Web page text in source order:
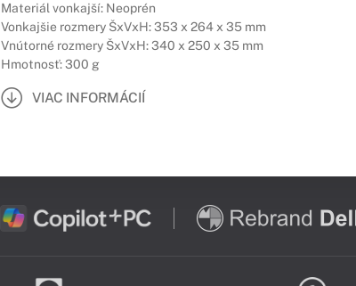
Materiál vonkajší: Neoprén
Vonkajšie rozmery ŠxVxH: 353 x 264 x 35 mm
Vnútorné rozmery ŠxVxH: 340 x 250 x 35 mm
Hmotnosť: 300 g
VIAC INFORMÁCIÍ